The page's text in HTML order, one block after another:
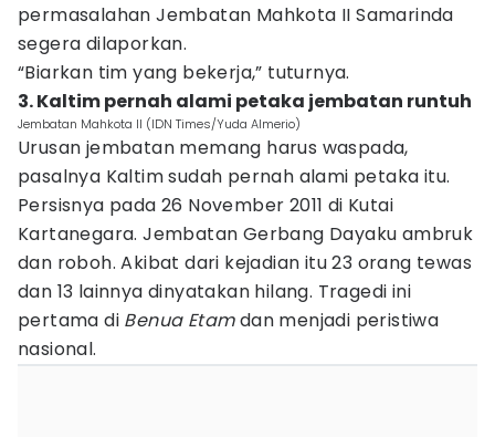
permasalahan Jembatan Mahkota II Samarinda
segera dilaporkan.
“Biarkan tim yang bekerja,” tuturnya.
3. Kaltim pernah alami petaka jembatan runtuh
Jembatan Mahkota II (IDN Times/Yuda Almerio)
Urusan jembatan memang harus waspada,
pasalnya Kaltim sudah pernah alami petaka itu.
Persisnya pada 26 November 2011 di Kutai
Kartanegara. Jembatan Gerbang Dayaku ambruk
dan roboh. Akibat dari kejadian itu 23 orang tewas
dan 13 lainnya dinyatakan hilang. Tragedi ini
pertama di Benua Etamdan menjadi peristiwa
nasional.